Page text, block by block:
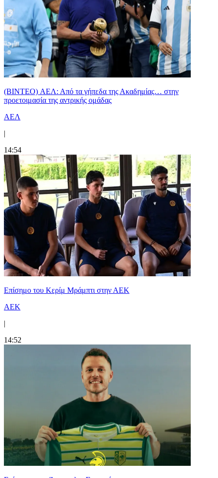
(BINTEO) ΑΕΛ: Από τα γήπεδα της Ακαδημίας… στην
προετοιμασία της αντρικής ομάδας
ΑΕΛ
|
14:54
Επίσημο του Κερίμ Μράμπτι στην ΑΕK
ΑΕΚ
|
14:52